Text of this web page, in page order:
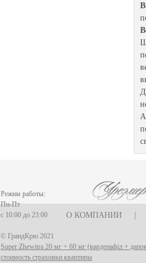
О КОМПАНИИ
Режим работы:
Пн-Пт
с 10:00 до 23:00
© ГрандКрю 2021
Super Zhewitra 20 мг + 60 мг (варденафіл +
стоимость страховки квартиры